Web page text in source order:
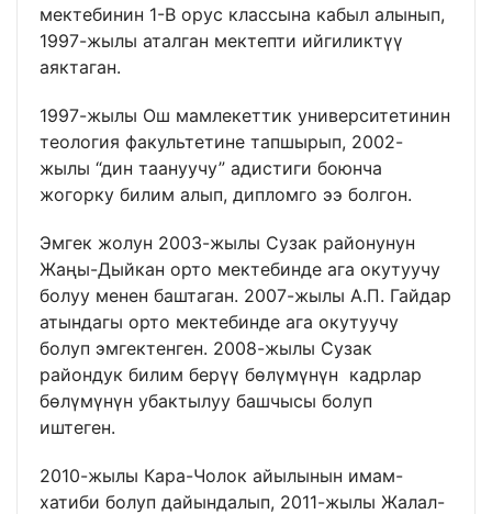
мектебинин 1-В орус классына кабыл алынып,
1997-жылы аталган мектепти ийгиликтүү
аяктаган.
1997-жылы Ош мамлекеттик университетинин
теология факультетине тапшырып, 2002-
жылы “дин таануучу” адистиги боюнча
жогорку билим алып, дипломго ээ болгон.
Эмгек жолун 2003-жылы Сузак районунун
Жаңы-Дыйкан орто мектебинде ага окутуучу
болуу менен баштаган. 2007-жылы А.П. Гайдар
атындагы орто мектебинде ага окутуучу
болуп эмгектенген. 2008-жылы Сузак
райондук билим берүү бөлүмүнүн кадрлар
бөлүмүнүн убактылуу башчысы болуп
иштеген.
2010-жылы Кара-Чолок айылынын имам-
хатиби болуп дайындалып, 2011-жылы Жалал-